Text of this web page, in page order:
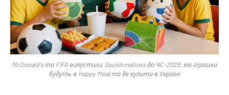
McDonald's та FIFA випустили Squishmallows до ЧС-2026: які іграшки
будуть в Happy Meal та де купити в Україні